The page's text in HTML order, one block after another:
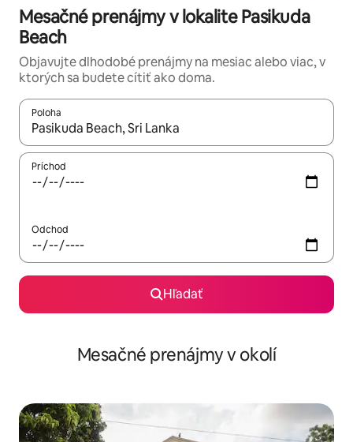
Mesačné prenájmy v lokalite Pasikuda
Beach
Objavujte dlhodobé prenájmy na mesiac alebo viac, v
ktorých sa budete cítiť ako doma.
Poloha
Keď budú výsledky k dispozícii, môžete si ich prechádzať
Príchod
Odchod
Hľadať
Mesačné prenájmy v okolí